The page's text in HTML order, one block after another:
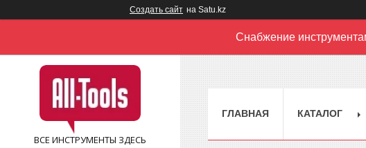
Создать сайт на Satu.kz
Снабжение
ВСЕ ИНСТРУМЕНТЫ ЗДЕСЬ
ГЛАВНАЯ КАТАЛОГ